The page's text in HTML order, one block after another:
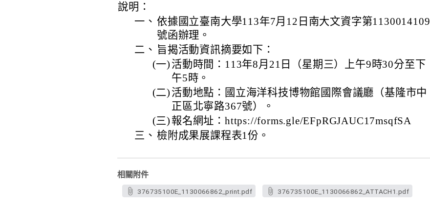
說明：
一、 依據國立臺南大學113年7月12日南大文資字第1130014109
號函辦理。
二、 旨揭活動資訊摘要如下：
(一) 活動時間：113年8月21日（星期三）上午9時30分至下
午5時。
(二) 活動地點：國立海洋科技博物館國際會議廳（基隆市中
正區北寧路367號）。
(三) 報名網址：https://forms.gle/EFpRGJAUC17msqfSA
三、 檢附成果展課程表1份。
相關附件
376735100E_1130066862_print.pdf 376735100E_1130066862_ATTACH1.pdf